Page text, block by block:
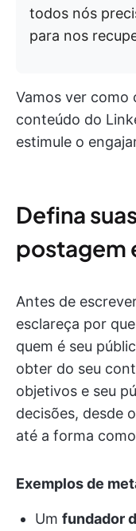
todos nós
para nos
Vamos ver como
conteúdo do
estimule o
Defina
postagem
Antes de
esclareça por
quem é seu
obter do seu
objetivos e seu
decisões, desde
até a forma
Exemplos de
Um fundador